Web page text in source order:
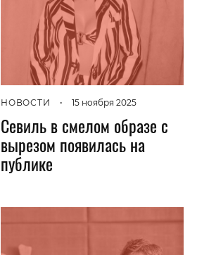
НОВОСТИ • 15 ноября 2025
Севиль в смелом образе с
вырезом появилась на
публике